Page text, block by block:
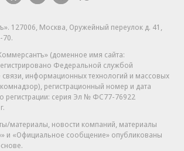
127006, Москва, Оружейный переулок д. 41,
70.
(доменное имя сайта:
Федеральной службой
связи, информационных технологий и массовых
регистрационный номер и дата
регистрации: серия Эл № ФС77-76922
материалы, новости компаний, материалы
и «Официальное сообщение» опубликованы